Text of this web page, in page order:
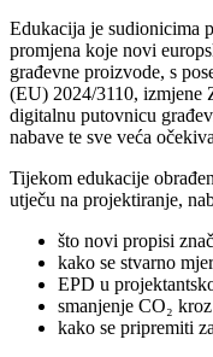
Edukacija je sudionicima
promjena koje novi
građevne proizvode, s
(EU) 2024/3110, izmjene
digitalnu putovnicu
nabave te sve veća
Tijekom edukacije
utječu na projektiranje,
što novi propisi
kako se stvarno
EPD u
smanjenje CO₂
kako se pripremiti